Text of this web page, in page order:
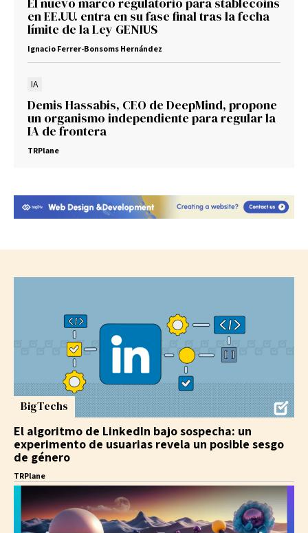
en EE.UU. entra en su fase final tras la fecha
límite de la Ley GENIUS
Ignacio Ferrer-Bonsoms Hernández
IA
Demis Hassabis, CEO de DeepMind, propone
un organismo independiente para regular la
IA de frontera
TRPlane
BigTechs
El algoritmo de LinkedIn bajo sospecha: un
experimento de usuarias revela un posible sesgo
de género
TRPlane